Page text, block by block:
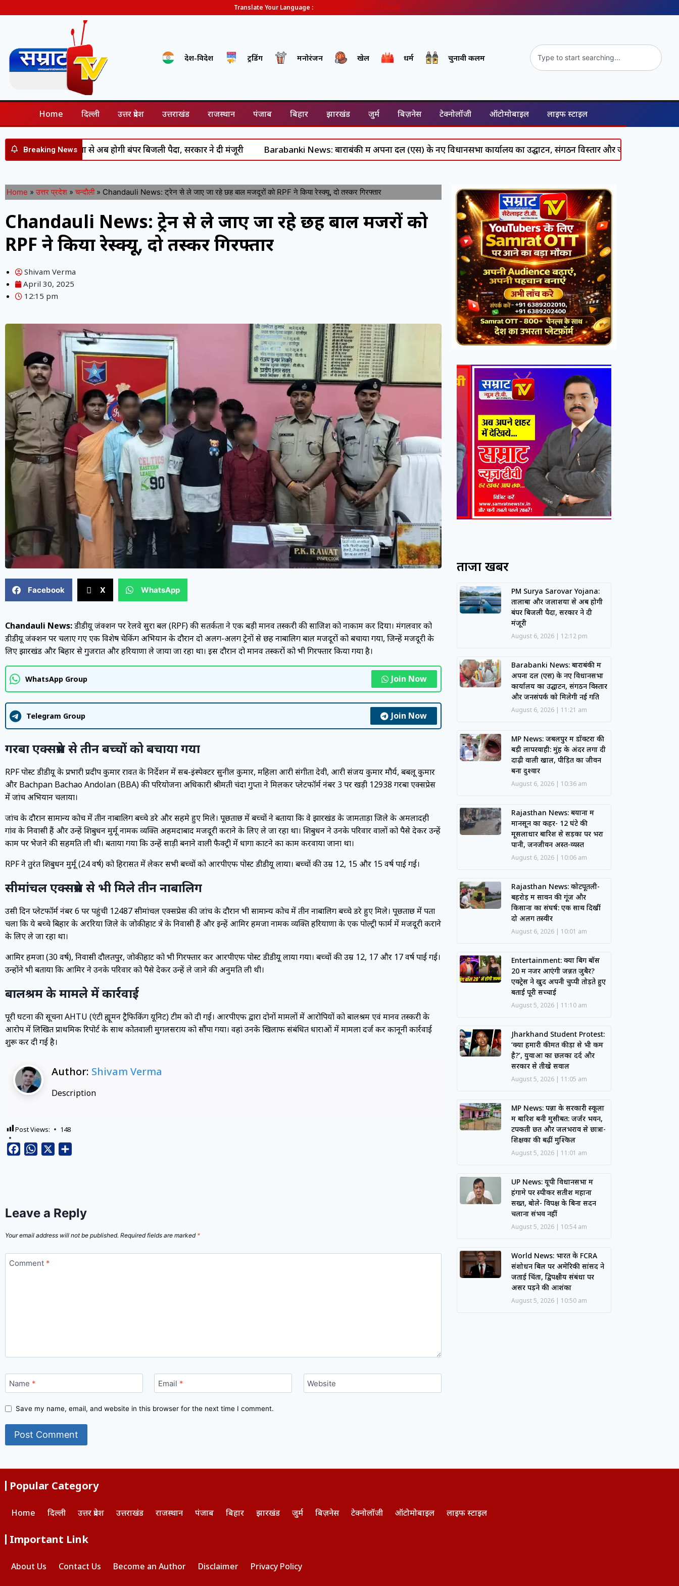
Translate Your Language : Hindi
देश-विदेश ट्रेंडिंग मनोरंजन खेल धर्म चुनावी कलम
Home दिल्ली उत्तर प्रदेश उत्तराखंड राजस्थान पंजाब बिहार झारखंड जुर्म बिज़नेस टेक्नोलॉजी ऑटोमोबाइल लाइफ स्टाइल
Breaking News
जलाशयों से अब होगी बंपर बिजली पैदा, सरकार ने दी मंजूरी Barabanki News: बाराबंकी में अपना दल (एस) के नए विधानसभा कार्यालय का उद्घाटन, संगठन विस्तार और जनसंपर्क को मिलेगी नई गति
Home » उत्तर प्रदेश » चन्दौली » Chandauli News: ट्रेन से ले जाए जा रहे छह बाल मजदूरों को RPF ने किया रेस्क्यू, दो तस्कर गिरफ्तार
Chandauli News: ट्रेन से ले जाए जा रहे छह बाल मजदूरों को
RPF ने किया रेस्क्यू, दो तस्कर गिरफ्तार
Shivam Verma
April 30, 2025
12:15 pm
Facebook X WhatsApp
Chandauli News:डीडीयू जंक्शन पर रेलवे सुरक्षा बल (RPF) की सतर्कता ने एक बड़ी मानव तस्करी की साजिश को नाकाम कर दिया। मंगलवार को
डीडीयू जंक्शन पर चलाए गए एक विशेष चेकिंग अभियान के दौरान दो अलग-अलग ट्रेनों से छह नाबालिग बाल मजदूरों को बचाया गया, जिन्हें मजदूरी के
लिए झारखंड और बिहार से गुजरात और हरियाणा ले जाया जा रहा था। इस दौरान दो मानव तस्करों को भी गिरफ्तार किया गया है।
WhatsApp Group Join Now
Telegram Group Join Now
गरबा एक्सप्रेस से तीन बच्चों को बचाया गया
RPF पोस्ट डीडीयू के प्रभारी प्रदीप कुमार रावत के निर्देशन में सब-इंस्पेक्टर सुनील कुमार, महिला आरक्षी संगीता देवी, आरक्षी संजय कुमार मौर्य, बबलू कुमार
और Bachpan Bachao Andolan (BBA) की परियोजना अधिकारी श्रीमती चंदा गुप्ता ने मिलकर प्लेटफॉर्म नंबर 3 पर खड़ी 12938 गरबा एक्सप्रेस
में जांच अभियान चलाया।
जांच के दौरान सामान्य कोच में तीन नाबालिग बच्चे डरे और सहमे हुए मिले। पूछताछ में बच्चों ने बताया कि वे झारखंड के जामताड़ा जिले के अमलादही
गांव के निवासी हैं और उन्हें शिबुधन मुर्मू नामक व्यक्ति अहमदाबाद मजदूरी कराने के लिए ले जा रहा था। शिबुधन ने उनके परिवार वालों को पैसे देकर उन्हें
काम पर भेजने की सहमति ली थी। बताया गया कि उन्हें साड़ी बनाने वाली फैक्ट्री में धागा काटने का काम करवाया जाना था।
RPF ने तुरंत शिबुधन मुर्मू (24 वर्ष) को हिरासत में लेकर सभी बच्चों को आरपीएफ पोस्ट डीडीयू लाया। बच्चों की उम्र 12, 15 और 15 वर्ष पाई गई।
सीमांचल एक्सप्रेस से भी मिले तीन नाबालिग
उसी दिन प्लेटफॉर्म नंबर 6 पर पहुंची 12487 सीमांचल एक्सप्रेस की जांच के दौरान भी सामान्य कोच में तीन नाबालिग बच्चे डरे हुए मिले। पूछताछ में पता
चला कि ये बच्चे बिहार के अररिया जिले के जोकीहाट क्षेत्र के निवासी हैं और इन्हें आमिर हमजा नामक व्यक्ति हरियाणा के एक पोल्ट्री फार्म में मजदूरी कराने
के लिए ले जा रहा था।
आमिर हमजा (30 वर्ष), निवासी दौलतपुर, जोकीहाट को भी गिरफ्तार कर आरपीएफ पोस्ट डीडीयू लाया गया। बच्चों की उम्र 12, 17 और 17 वर्ष पाई गई।
उन्होंने भी बताया कि आमिर ने उनके परिवार को पैसे देकर उन्हें ले जाने की अनुमति ली थी।
बालश्रम के मामले में कार्रवाई
पूरी घटना की सूचना AHTU (एंटी ह्यूमन ट्रैफिकिंग यूनिट) टीम को दी गई। आरपीएफ द्वारा दोनों मामलों में आरोपियों को बालश्रम एवं मानव तस्करी के
आरोप में लिखित प्राथमिक रिपोर्ट के साथ कोतवाली मुगलसराय को सौंपा गया। वहां उनके खिलाफ संबंधित धाराओं में मामला दर्ज कर कानूनी कार्रवाई
शुरू कर दी गई है।
Author: Shivam Verma
Description
Post Views: 148
FacebookWhatsApp
Leave a Reply
Your email address will not be published. Required fields are marked *
Comment *
Name * Email * Website
Save my name, email, and website in this browser for the next time I comment.
ताजा खबरें
PM Surya Sarovar Yojana:
तालाबों और जलाशयों से अब होगी
बंपर बिजली पैदा, सरकार ने दी
मंजूरी
August 6, 2026 12:12 pm
Barabanki News: बाराबंकी में
अपना दल (एस) के नए विधानसभा
कार्यालय का उद्घाटन, संगठन विस्तार
और जनसंपर्क को मिलेगी नई गति
August 6, 2026 11:21 am
MP News: जबलपुर में डॉक्टरों की
बड़ी लापरवाही: मुंह के अंदर लगा दी
दाढ़ी वाली खाल, पीड़ित का जीवन
बना दुश्वार
August 6, 2026 10:36 am
Rajasthan News: बयाना में
मानसून का कहर- 12 घंटे की
मूसलाधार बारिश से सड़कों पर भरा
पानी, जनजीवन अस्त-व्यस्त
August 6, 2026 10:06 am
Rajasthan News: कोटपूतली-
बहरोड़ में सावन की गूंज और
किसानों का संघर्ष: एक साथ दिखीं
दो अलग तस्वीरें
August 6, 2026 10:01 am
Entertainment: क्या बिग बॉस
20 में नजर आएंगी जन्नत जुबैर?
एक्ट्रेस ने खुद अपनी चुप्पी तोड़ते हुए
बताई पूरी सच्चाई
August 5, 2026 11:10 am
Jharkhand Student Protest:
‘क्या हमारी कीमत कीड़ों से भी कम
है?’, युवाओं का छलका दर्द और
सरकार से तीखे सवाल
August 5, 2026 11:05 am
MP News: पन्ना के सरकारी स्कूलों
में बारिश बनी मुसीबत: जर्जर भवन,
टपकती छतें और जलभराव से छात्रों-
शिक्षकों की बढ़ीं मुश्किलें
August 5, 2026 11:01 am
UP News: यूपी विधानसभा में
हंगामे पर स्पीकर सतीश महाना
सख्त, बोले- विपक्ष के बिना सदन
चलाना संभव नहीं
August 5, 2026 10:54 am
World News: भारत के FCRA
संशोधन बिल पर अमेरिकी सांसद ने
जताई चिंता, द्विपक्षीय संबंधों पर
असर पड़ने की आशंका
August 5, 2026 10:50 am
Popular Category
Home दिल्ली उत्तर प्रदेश उत्तराखंड राजस्थान पंजाब बिहार झारखंड जुर्म बिज़नेस टेक्नोलॉजी ऑटोमोबाइल लाइफ स्टाइल
Important Link
About Us Contact Us Become an Author Disclaimer Privacy Policy